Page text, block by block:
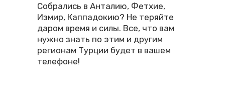
Собрались в Анталию, Фетхие,
Измир, Каппадокию? Не теряйте
даром время и силы. Все, что вам
нужно знать по этим и другим
регионам Турции будет в вашем
телефоне!